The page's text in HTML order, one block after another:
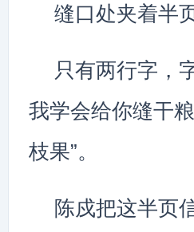
缝口处夹着半
只有两行字，
我学会给你缝干
枝果”。
陈戍把这半页